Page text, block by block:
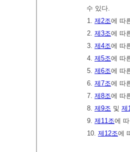
수 있다.
1. 제2조에 따
2. 제3조에 따
3. 제4조에 따
4. 제5조에 따
5. 제6조에 따
6. 제7조에 따
7. 제8조에 따
8. 제9조 및 제
9. 제11조에
10. 제12조에